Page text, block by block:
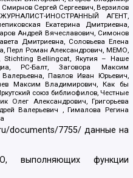
Сергей Сергеевич, Верзилов
ИНОСТРАННЫЙ АГЕНТ,
Екатерина Дмитриевна,
Андрей Вячеславович, Симонов
Дмитриевна, Соловьева Елена
Перл Роман Александрович, МЕМО,
Stichting Bellingcat, Якутия – Наше
РС-Балт, Заговора Максим
Павлов Иван Юрьевич,
Максим Владимирович, Как бы
союз библиофилов, Честные
Олег Александрович, Григорьева
Валерьевич , Гималова Регина
documents/7755/ данные на
выполняющих функции